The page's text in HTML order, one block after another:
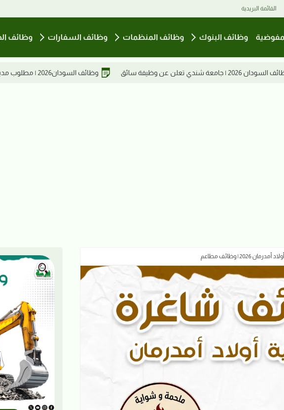
القائمة البريدية
وظائف البنوك وظائف المنظمات وظائف السفارات وظائف
وظائف السودان2026 | مطلوب مدير فني في مصنع مياس للعطور ومستحضرات التجميل
| وظائف مطاعم